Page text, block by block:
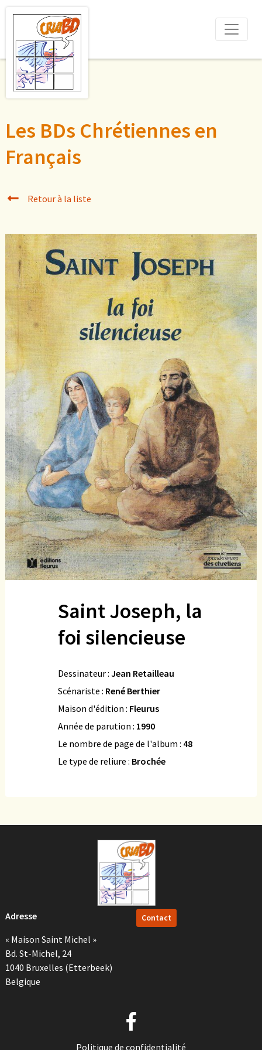
Les BDs Chrétiennes en
Français
Retour à la liste
Saint Joseph, la
foi silencieuse
Dessinateur : Jean Retailleau
Scénariste : René Berthier
Maison d'édition : Fleurus
Année de parution : 1990
Le nombre de page de l'album : 48
Le type de reliure : Brochée
Adresse
« Maison Saint Michel »
Bd. St-Michel, 24
1040 Bruxelles (Etterbeek)
Belgique
Contact
Politique de confidentialité